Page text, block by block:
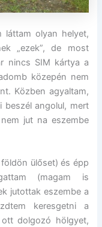
láttam olyan helyet,
„ezek”, de most
nincs SIM kártya a
közepén nem
Közben agyaltam,
beszél angolul, mert
jut na eszembe
ülőset) és épp
(magam is
jutottak eszembe a
keresgetni a
dolgozó hölgyet,